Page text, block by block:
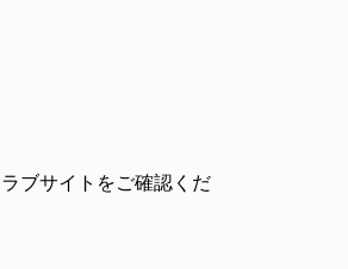
ブサイトをご確認くだ